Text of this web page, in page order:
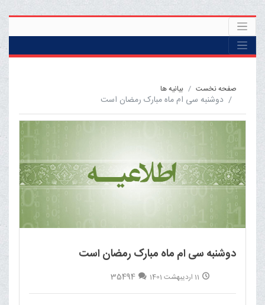
صفحه نخست بيانيه ها
دوشنبه سی ام ماه مبارک رمضان است
دوشنبه سی ام ماه مبارک رمضان است
11 اردیبهشت 1401 35494